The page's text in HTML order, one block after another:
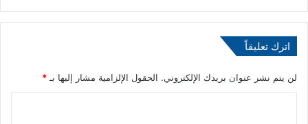
ب
ن
ي
"
اترك تعليقاً
لن يتم نشر عنوان بريدك الإلكتروني. الحقول الإلزامية مشار إليها بـ*